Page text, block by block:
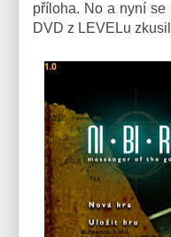
příloha. No a nyní
DVD z LEVELu